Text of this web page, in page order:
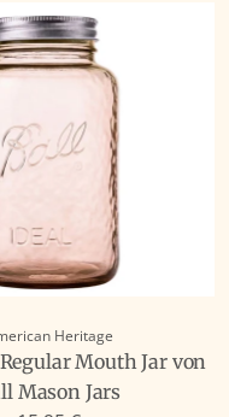
Heritage
Mouth Jar von
Mason Jars